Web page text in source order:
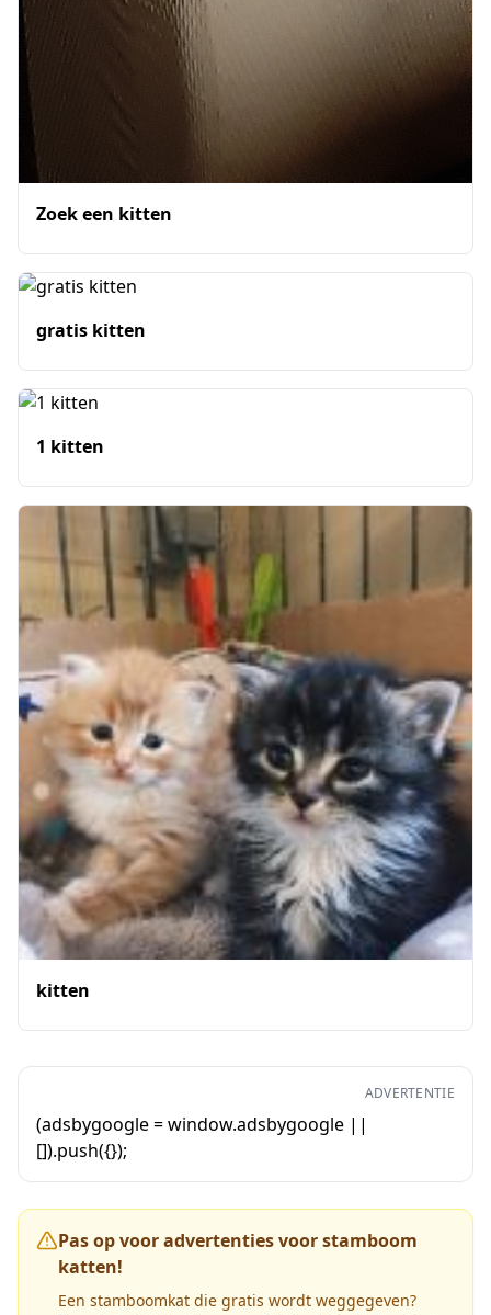
Zoek een kitten
gratis kitten
1 kitten
kitten
ADVERTENTIE
(adsbygoogle = window.adsbygoogle ||
[]).push({});
Pas op voor advertenties voor stamboom
katten!
Een stamboomkat die gratis wordt weggegeven?